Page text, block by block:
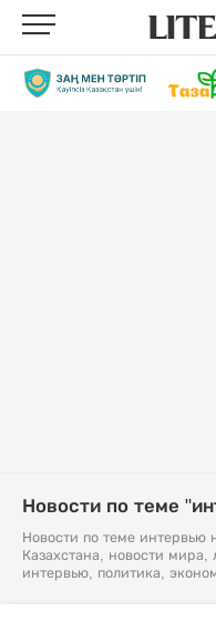
Новости по теме
Новости по теме интервью
Казахстана, новости
интервью, политика,